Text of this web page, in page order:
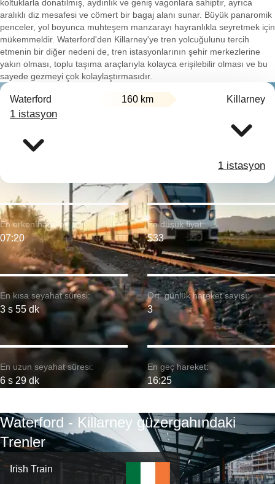
koltuklarla donatılmış, aydınlık ve geniş vagonlara sahiptir, ayrıca
aralıklı diz mesafesi ve cömert bir bagaj alanı sunar. Büyük panaromik
penceler, yol boyunca muhteşem manzarayı hayranlıkla seyretmek için
mükemmeldir. Waterford'den Killarney'ye tren yolcuğulunu tercih
etmenin bir diğer nedeni de, tren istasyonlarının şehir merkezlerine
yakın olması, toplu taşıma araçlarıyla kolayca erişilebilir olması ve bu
sayede gezmeyi çok kolaylaştırmasıdır.
Waterford 160 km Killarney
1 istasyon
1 istasyon
En kısa seyahat süresi:
3 s 55 dk
En erken hareket:
07:20
En uzun seyahat süresi:
6 s 29 dk
En düşük fiyat:
$33
Ort. günlük hareket sayısı:
3
En geç hareket:
16:25
Waterford - Killarney güzergahındaki
Trenler
Irish Train